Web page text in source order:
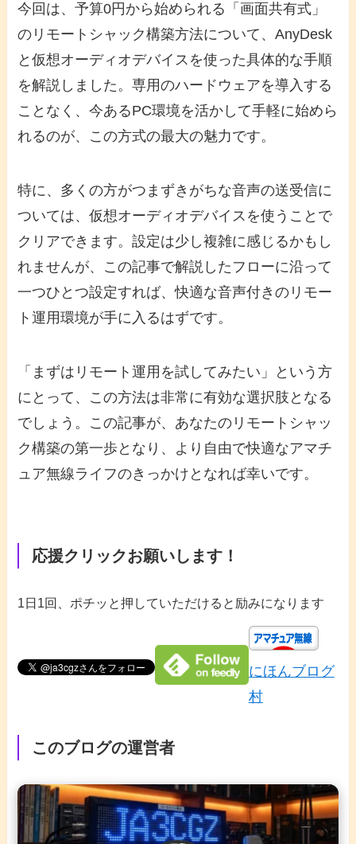
今回は、予算0円から始められる「画面共有式」
のリモートシャック構築方法について、AnyDesk
と仮想オーディオデバイスを使った具体的な手順
を解説しました。専用のハードウェアを導入する
ことなく、今あるPC環境を活かして手軽に始めら
れるのが、この方式の最大の魅力です。
特に、多くの方がつまずきがちな音声の送受信に
ついては、仮想オーディオデバイスを使うことで
クリアできます。設定は少し複雑に感じるかもし
れませんが、この記事で解説したフローに沿って
一つひとつ設定すれば、快適な音声付きのリモー
ト運用環境が手に入るはずです。
「まずはリモート運用を試してみたい」という方
にとって、この方法は非常に有効な選択肢となる
でしょう。この記事が、あなたのリモートシャッ
ク構築の第一歩となり、より自由で快適なアマチ
ュア無線ライフのきっかけとなれば幸いです。
応援クリックお願いします！
1日1回、ポチッと押していただけると励みになります
にほんブログ
村
このブログの運営者